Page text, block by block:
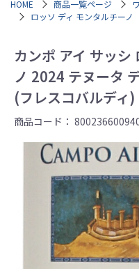
HOME
商品一覧ページ
ロッソ ディ モンタルチーノ
カンポ アイ サッシ
ノ 2024 テヌータ
(フレスコバルディ
商品コード：